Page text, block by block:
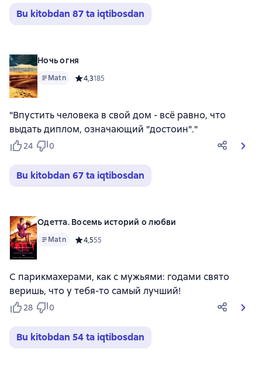
Bu kitobdan 87 ta iqtibosdan
Ночь огня
Matn Средний рейтинг 4,3 на основе 185 оценок
4,3185
"Впустить человека в свой дом - всё равно, что
выдать диплом, означающий "достоин"."
24 0
Bu kitobdan 67 ta iqtibosdan
Одетта. Восемь историй о любви
Matn Средний рейтинг 4,5 на основе 55 оценок
4,555
С парикмахерами, как с мужьями: годами свято
веришь, что у тебя-то самый лучший!
28 0
Bu kitobdan 54 ta iqtibosdan